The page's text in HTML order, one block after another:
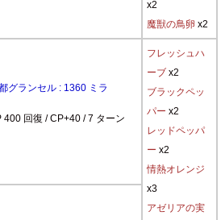
x2
魔獣の鳥卵 x2
グランセル : 1360 ミラ
400 回復 / CP+40 / 7 ターン
フレッシュハ
ーブx2
ブラックペッ
パー x2
レッドペッパ
ー x2
情熱オレンジ
x3
アゼリアの実